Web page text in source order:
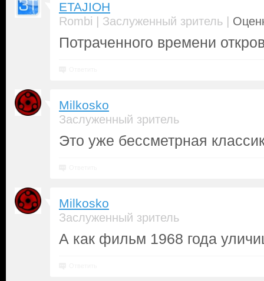
ETAJIOH
Rombi | Заслуженный зритель |
Потраченного времени
Milkosko
Заслуженный зритель
Это уже бессметрная
Milkosko
Заслуженный зритель
А как фильм 1968 года